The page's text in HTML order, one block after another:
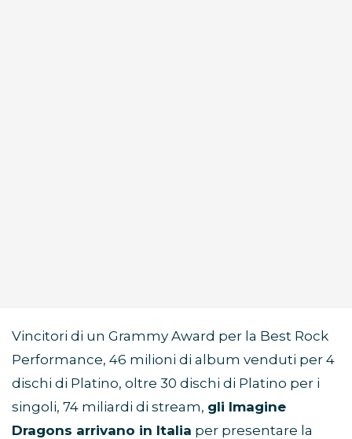
Vincitori di un Grammy Award per la Best Rock
Performance, 46 milioni di album venduti per 4
dischi di Platino, oltre 30 dischi di Platino per i
singoli, 74 miliardi di stream, gli Imagine
Dragons arrivano in Italia per presentare la